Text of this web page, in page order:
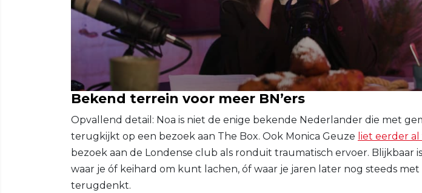
Bekend terrein voor meer BN’ers
Opvallend detail: Noa is niet de enige bekende Nederlander die met
terugkijkt op een bezoek aan The Box. Ook Monica Geuze liet eerder
bezoek aan de Londense club als ronduit traumatisch ervoer. Blijkbaar
waar je óf keihard om kunt lachen, óf waar je jaren later nog steeds
terugdenkt.